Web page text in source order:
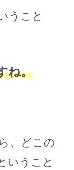
うこと
ね。
、どこの
いうこと